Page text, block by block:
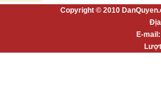
Copyright © 2010
E-